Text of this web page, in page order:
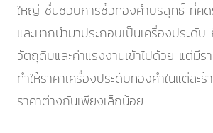
ใหญ่ ชื่นชอบการซื้อทองคำบริสุทธิ์ ที่คิด
และหากนำมาประกอบเป็นเครื่องประดับ
วัตถุดิบและค่าแรงงานเข้าไปด้วย แต่มีร
ทำให้ราคาเครื่องประดับทองคำในแต่ละ
ราคาต่างกันเพียงเล็กน้อย